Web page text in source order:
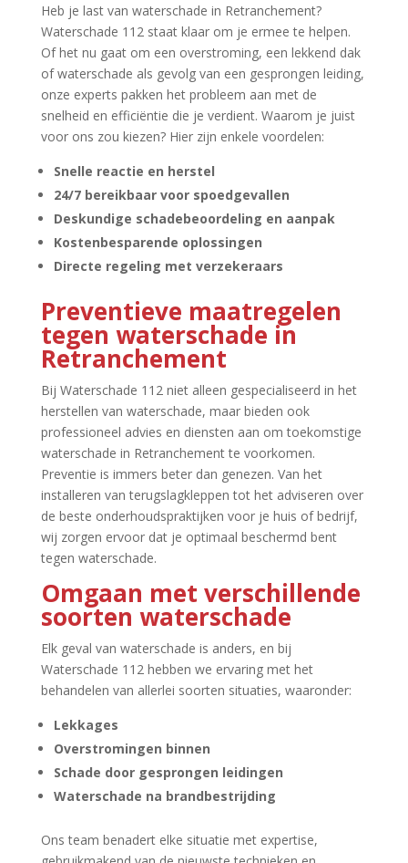
Heb je last van waterschade in Retranchement?
Waterschade 112 staat klaar om je ermee te helpen.​
Of het nu gaat om een overstroming, een lekkend dak
of waterschade als gevolg van een gesprongen leiding,
onze experts pakken het probleem aan met de
snelheid en efficiëntie die je verdient.​ Waarom je juist
voor ons zou kiezen? Hier zijn enkele voordelen:
Snelle reactie en herstel
24/7 bereikbaar voor spoedgevallen
Deskundige schadebeoordeling en aanpak
Kostenbesparende oplossingen
Directe regeling met verzekeraars
Preventieve maatregelen
tegen waterschade in
Retranchement
Bij Waterschade 112 niet alleen gespecialiseerd in het
herstellen van waterschade, maar bieden ook
professioneel advies en diensten aan om toekomstige
waterschade in Retranchement te voorkomen.​
Preventie is immers beter dan genezen.​ Van het
installeren van terugslagkleppen tot het adviseren over
de beste onderhoudspraktijken voor je huis of bedrijf,
wij zorgen ervoor dat je optimaal beschermd bent
tegen waterschade.​
Omgaan met verschillende
soorten waterschade
Elk geval van waterschade is anders, en bij
Waterschade 112 hebben we ervaring met het
behandelen van allerlei soorten situaties, waaronder:
Lekkages
Overstromingen binnen
Schade door gesprongen leidingen
Waterschade na brandbestrijding
Ons team benadert elke situatie met expertise,